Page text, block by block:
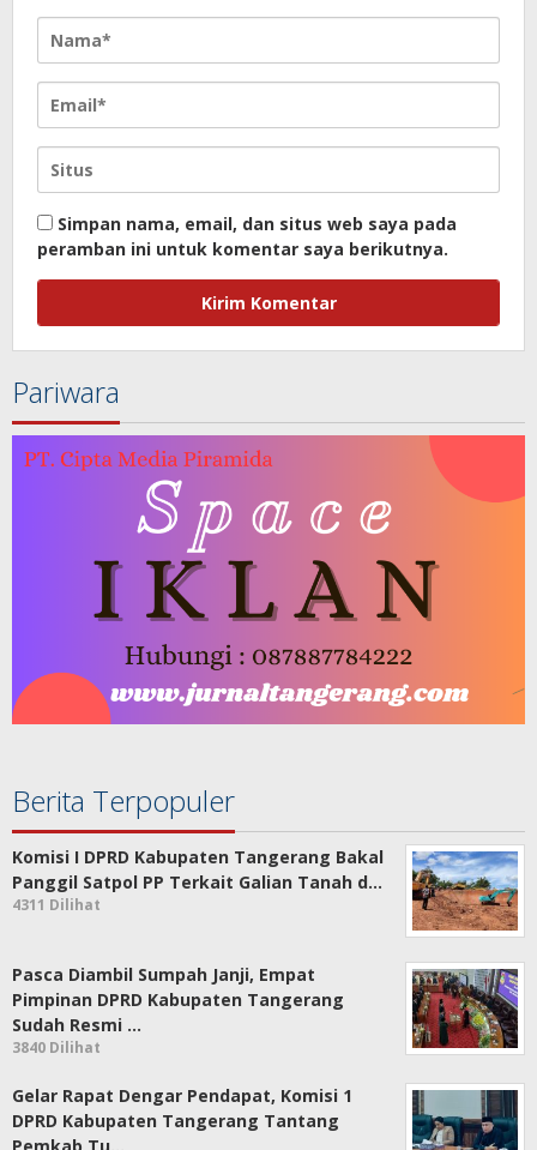
Simpan nama, email, dan situs web saya pada
peramban ini untuk komentar saya berikutnya.
Pariwara
Berita Terpopuler
Komisi I DPRD Kabupaten Tangerang Bakal
Panggil Satpol PP Terkait Galian Tanah d…
4311 Dilihat
Pasca Diambil Sumpah Janji, Empat
Pimpinan DPRD Kabupaten Tangerang
Sudah Resmi …
3840 Dilihat
Gelar Rapat Dengar Pendapat, Komisi 1
DPRD Kabupaten Tangerang Tantang